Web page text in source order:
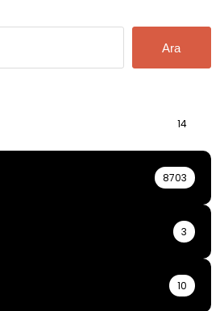
Ara
14
8703
3
10